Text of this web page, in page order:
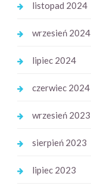
listopad 2024
wrzesień 2024
lipiec 2024
czerwiec 2024
wrzesień 2023
sierpień 2023
lipiec 2023